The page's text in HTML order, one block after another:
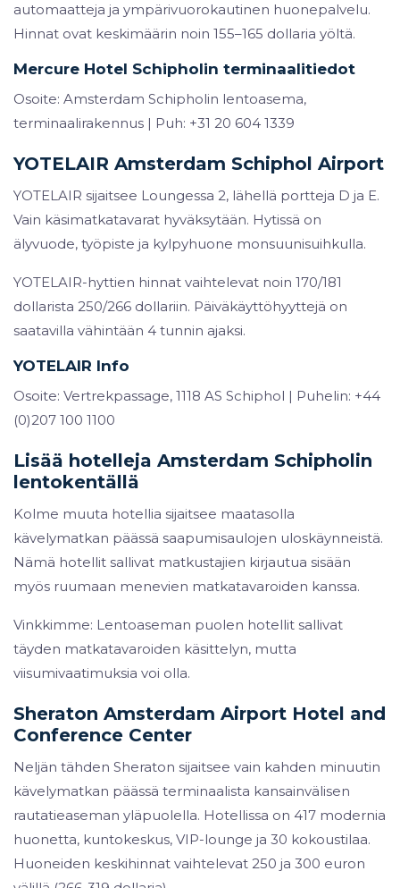
automaatteja ja ympärivuorokautinen huonepalvelu.
Hinnat ovat keskimäärin noin 155–165 dollaria yöltä.
Mercure Hotel Schipholin terminaalitiedot
Osoite: Amsterdam Schipholin lentoasema,
terminaalirakennus | Puh: +31 20 604 1339
YOTELAIR Amsterdam Schiphol Airport
YOTELAIR sijaitsee Loungessa 2, lähellä portteja D ja E.
Vain käsimatkatavarat hyväksytään. Hytissä on
älyvuode, työpiste ja kylpyhuone monsuunisuihkulla.
YOTELAIR-hyttien hinnat vaihtelevat noin 170/181
dollarista 250/266 dollariin. Päiväkäyttöhyyttejä on
saatavilla vähintään 4 tunnin ajaksi.
YOTELAIR Info
Osoite: Vertrekpassage, 1118 AS Schiphol | Puhelin: +44
(0)207 100 1100
Lisää hotelleja Amsterdam Schipholin
lentokentällä
Kolme muuta hotellia sijaitsee maatasolla
kävelymatkan päässä saapumisaulojen uloskäynneistä.
Nämä hotellit sallivat matkustajien kirjautua sisään
myös ruumaan menevien matkatavaroiden kanssa.
Vinkkimme: Lentoaseman puolen hotellit sallivat
täyden matkatavaroiden käsittelyn, mutta
viisumivaatimuksia voi olla.
Sheraton Amsterdam Airport Hotel and
Conference Center
Neljän tähden Sheraton sijaitsee vain kahden minuutin
kävelymatkan päässä terminaalista kansainvälisen
rautatieaseman yläpuolella. Hotellissa on 417 modernia
huonetta, kuntokeskus, VIP-lounge ja 30 kokoustilaa.
Huoneiden keskihinnat vaihtelevat 250 ja 300 euron